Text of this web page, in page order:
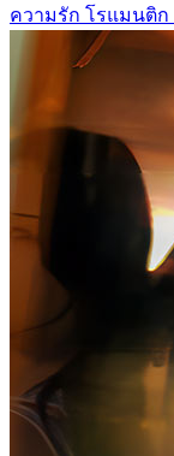
ความรัก โรแมนติก